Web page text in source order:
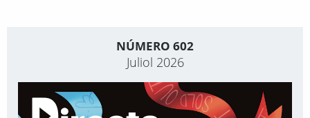
NÚMERO 602
Juliol 2026